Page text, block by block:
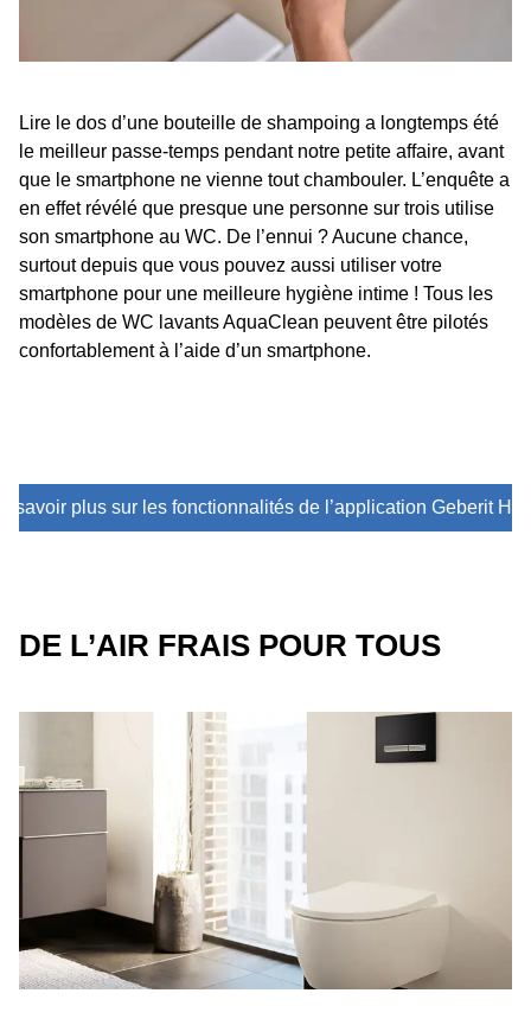
Lire le dos d’une bouteille de shampoing a longtemps été
le meilleur passe-temps pendant notre petite affaire, avant
que le smartphone ne vienne tout chambouler. L’enquête a
en effet révélé que presque une personne sur trois utilise
son smartphone au WC. De l’ennui ? Aucune chance,
surtout depuis que vous pouvez aussi utiliser votre
smartphone pour une meilleure hygiène intime ! Tous les
modèles de WC lavants AquaClean peuvent être pilotés
confortablement à l’aide d’un smartphone.
savoir plus sur les fonctionnalités de l’application Geberit
DE L’AIR FRAIS POUR TOUS